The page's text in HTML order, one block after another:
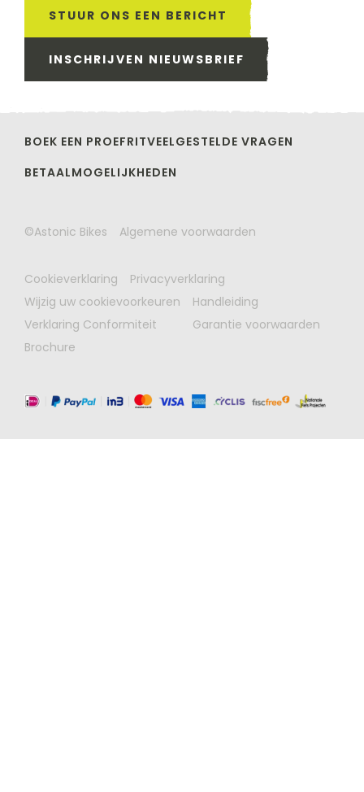
STUUR ONS EEN BERICHT
INSCHRIJVEN NIEUWSBRIEF
BOEK EEN PROEFRITVEELGESTELDE VRAGEN
BETAALMOGELIJKHEDEN
©Astonic Bikes Algemene voorwaarden
Cookieverklaring
Privacyverklaring
Wijzig uw cookievoorkeuren
Verklaring Conformiteit
Handleiding
Garantie voorwaarden
Brochure